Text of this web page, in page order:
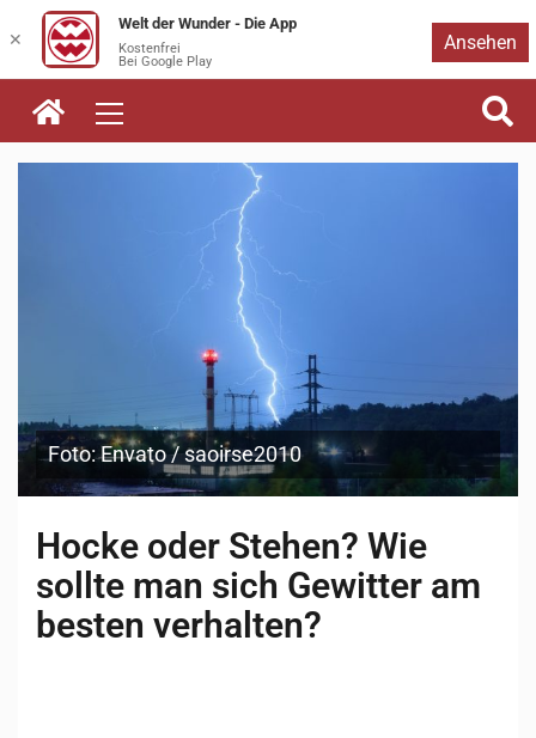
Zum
Inhalt
springen
Foto: Envato / saoirse2010
Hocke oder Stehen? Wie
sollte man sich Gewitter am
besten verhalten?
✕
Welt der Wunder - Die App
Kostenfrei
Bei Google Play
Ansehen